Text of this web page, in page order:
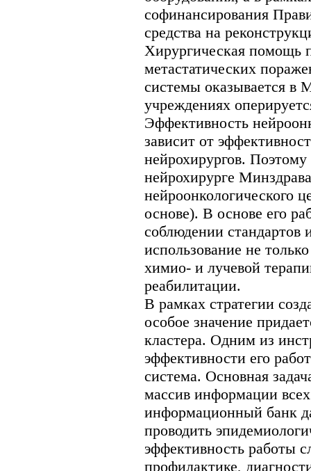
софинансирования
средства на
Хирургическая помощь
метастатических
системы оказывается
учреждениях
Эффективность
зависит от
нейрохирургов.
нейрохирурге
нейроонкологического
основе). В основе его
соблюдении стандартов
использование не
химио- и лучевой
реабилитации.
В рамках стратегии
особое значение
кластера. Одним из
эффективности его
система. Основная
массив информации
информационный банк
проводить
эффективность работы
профилактике,